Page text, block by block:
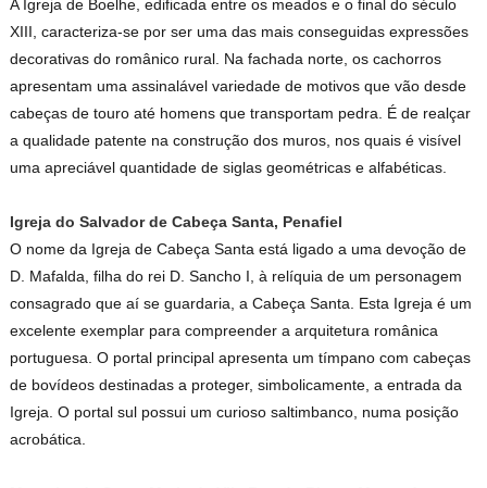
A Igreja de Boelhe, edificada entre os meados e o final do século
XIII, caracteriza-se por ser uma das mais conseguidas expressões
decorativas do românico rural. Na fachada norte, os cachorros
apresentam uma assinalável variedade de motivos que vão desde
cabeças de touro até homens que transportam pedra. É de realçar
a qualidade patente na construção dos muros, nos quais é visível
uma apreciável quantidade de siglas geométricas e alfabéticas.
Igreja do Salvador de Cabeça Santa, Penafiel
O nome da Igreja de Cabeça Santa está ligado a uma devoção de
D. Mafalda, filha do rei D. Sancho I, à relíquia de um personagem
consagrado que aí se guardaria, a Cabeça Santa. Esta Igreja é um
excelente exemplar para compreender a arquitetura românica
portuguesa. O portal principal apresenta um tímpano com cabeças
de bovídeos destinadas a proteger, simbolicamente, a entrada da
Igreja. O portal sul possui um curioso saltimbanco, numa posição
acrobática.